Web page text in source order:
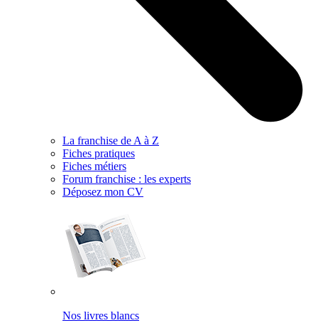
La franchise de A à Z
Fiches pratiques
Fiches métiers
Forum franchise : les experts
Déposez mon CV
Nos livres blancs